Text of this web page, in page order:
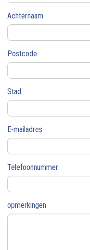
Achternaam
Postcode
Stad
E-mailadres
Telefoonnummer
opmerkingen